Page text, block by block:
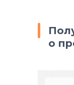
о